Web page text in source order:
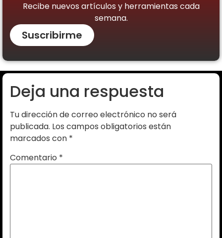
Recibe nuevos artículos y herramientas cada
semana.
Suscribirme
Deja una respuesta
Tu dirección de correo electrónico no será
publicada. Los campos obligatorios están
marcados con *
Comentario *